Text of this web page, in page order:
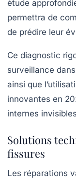
étude
permettra de
de prédire leur
Ce diagnostic
surveillance
ainsi que
innovantes en
internes
Solutions
fissures
Les réparations